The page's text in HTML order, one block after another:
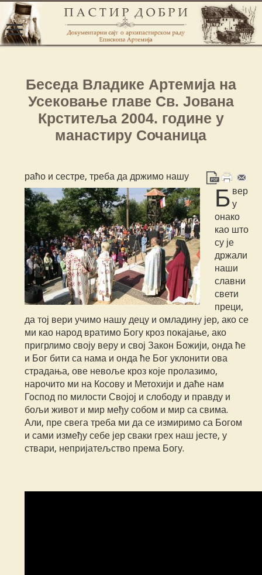
Беседа Владике Артемија на
Усековање главе Св. Јована
Крститеља 2004. године у
манастиру Сочаница
Б
раћо и сестре, треба да држимо нашу
вер
у
онако
као што
су је
држали
наши
славни
свети
преци,
да тој вери учимо нашу децу и омладину јер, ако се
ми као народ вратимо Богу кроз покајање, ако
пригрлимо своју веру и свој Закон Божији, онда ће
и Бог бити са нама и онда ће Бог уклонити ова
страдања, ове невоље кроз које пролазимо,
нарочито ми на Косову и Метохији и даће нам
Господ по милости Својој и слободу и правду и
бољи живот и мир међу собом и мир са свима.
Али, пре свега треба ми да се измиримо са Богом
и сами између себе јер сваки грех наш јесте, у
ствари, непријатељство према Богу.